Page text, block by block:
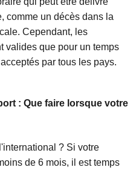
comme un décès dans la
Cependant, les
valides que pour un temps
par tous les pays.
: Que faire lorsque votre
? Si votre
de 6 mois, il est temps